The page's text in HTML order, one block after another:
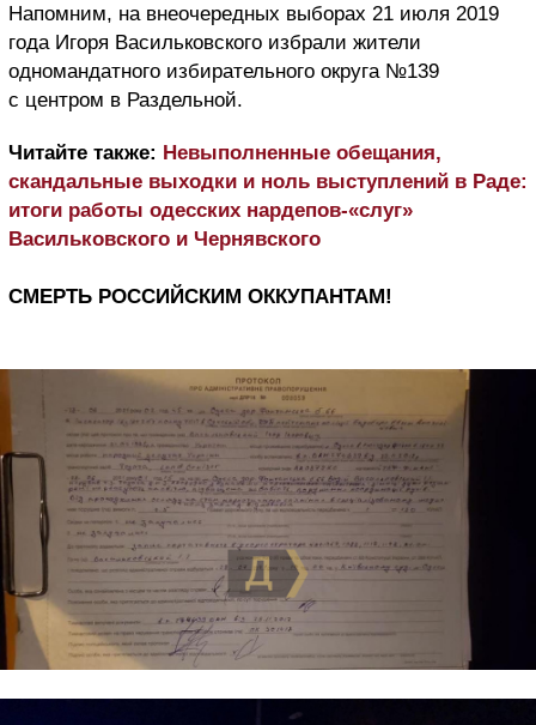
Напомним, на внеочередных выборах 21 июля 2019
года Игоря Васильковского избрали жители
одномандатного избирательного округа №139
с центром в Раздельной.
Читайте также: Невыполненные обещания,
скандальные выходки и ноль выступлений в Раде:
итоги работы одесских нардепов-«слуг»
Васильковского и Чернявского
СМЕРТЬ РОССИЙСКИМ ОККУПАНТАМ!